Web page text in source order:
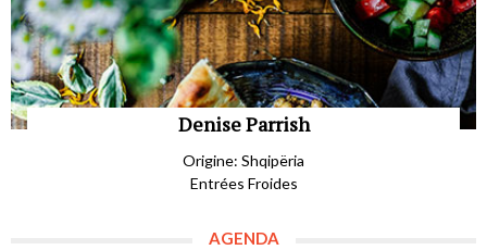
Denise Parrish
Origine: Shqipëria
Entrées Froides
AGENDA